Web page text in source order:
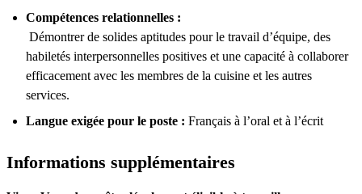
Compétences relationnelles :
Démontrer de solides aptitudes pour le travail d’équipe, des
habiletés interpersonnelles positives et une capacité à collaborer
efficacement avec les membres de la cuisine et les autres
services.
Langue exigée pour le poste : Français à l’oral et à l’écrit
Informations supplémentaires